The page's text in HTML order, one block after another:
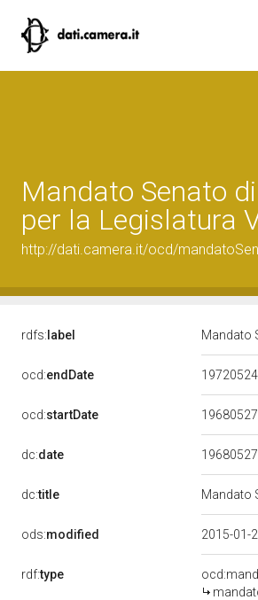
Mandato Senato
per la Legislatura
http://dati.camera.it/ocd/
rdfs: label Mandato
ocd:endDate 19720524
ocd:startDate 19680527
dc:date
dc:title Mandato
ods:modified 2015-01-
rdf:type